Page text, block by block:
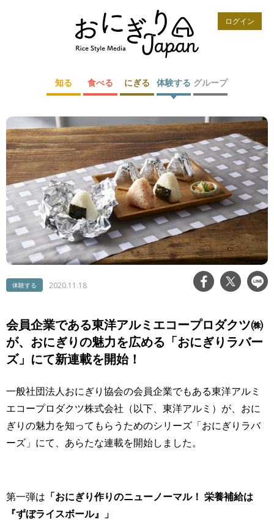
ログイン
知る 食べる にぎる 体験する グループ
体験する 2020.11.18
会員企業である東洋アルミエコープロダクツ㈱
が、おにぎりの魅力を広める「おにぎりラバー
ズ」にて新連載を開始！
一般社団法人おにぎり協会の会員企業でもある東洋アルミ
エコープロダクツ株式会社（以下、東洋アルミ）が、おに
ぎりの魅力を知ってもらうためのシリーズ「おにぎりラバ
ーズ」にて、あらたな連載を開始しました。
第一弾は 「おにぎり作りのニューノーマル！ 栄養補給は
『ずぼライスボール』」